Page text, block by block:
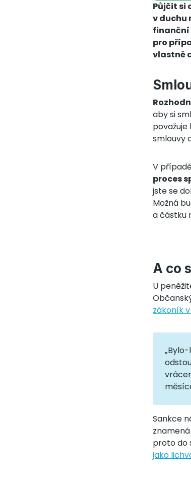
Půjčit si
v duchu
finanční
pro
vlastně
aby si
smlouvy
V
proces
jste se
Možná
a částku
A co
U
zákoník
Sankce
proto do
jako